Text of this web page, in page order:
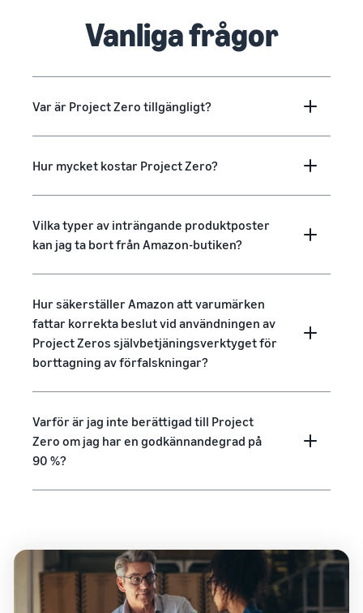
Vanliga frågor
Var är Project Zero tillgängligt?
Hur mycket kostar Project Zero?
Vilka typer av inträngande produktposter
kan jag ta bort från Amazon-butiken?
Hur säkerställer Amazon att varumärken
fattar korrekta beslut vid användningen av
Project Zeros självbetjäningsverktyget för
borttagning av förfalskningar?
Varför är jag inte berättigad till Project
Zero om jag har en godkännandegrad på
90 %?